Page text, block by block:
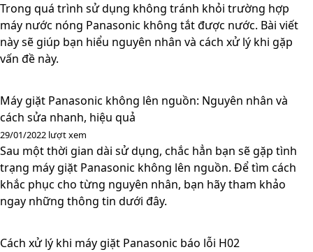
Trong quá trình sử dụng không tránh khỏi trường hợp
máy nước nóng Panasonic không tắt được nước. Bài viết
này sẽ giúp bạn hiểu nguyên nhân và cách xử lý khi gặp
vấn đề này.
Máy giặt Panasonic không lên nguồn: Nguyên nhân và
cách sửa nhanh, hiệu quả
29/01/2022 lượt xem
Sau một thời gian dài sử dụng, chắc hẳn bạn sẽ gặp tình
trạng máy giặt Panasonic không lên nguồn. Để tìm cách
khắc phục cho từng nguyên nhân, bạn hãy tham khảo
ngay những thông tin dưới đây.
Cách xử lý khi máy giặt Panasonic báo lỗi H02